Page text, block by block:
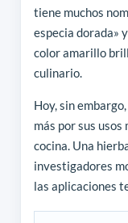
tiene muchos
especia dorada»
color amarillo
culinario.
Hoy, sin
más por sus
cocina. Una
investigadores
las aplicaciones